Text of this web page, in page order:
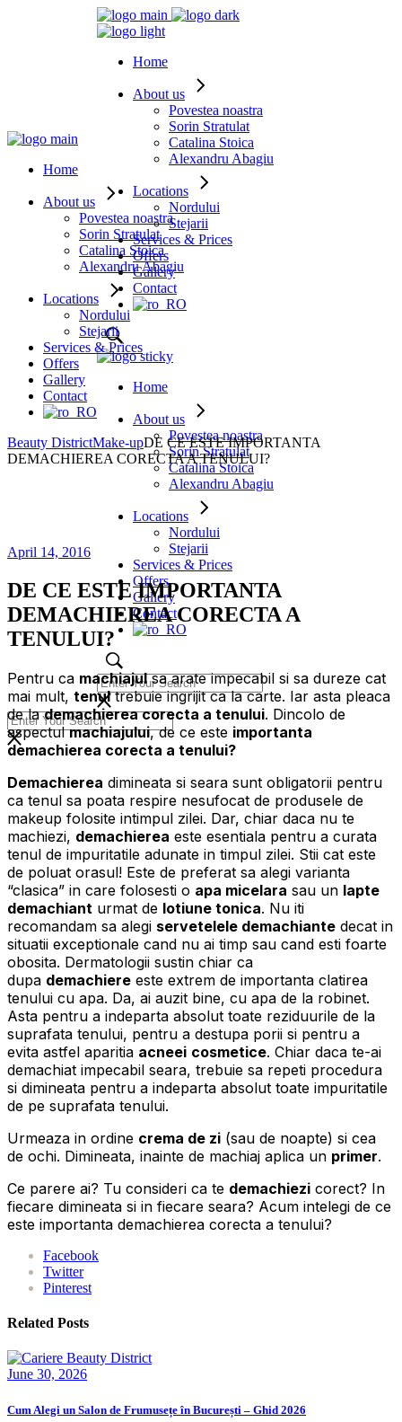
Home
About us
Povestea noastra
Sorin Stratulat
Catalina Stoica
Alexandru Abagiu
Locations
Nordului
Stejarii
Services & Prices
Offers
Gallery
Contact
Home
About us
Povestea noastra
Sorin Stratulat
Catalina Stoica
Alexandru Abagiu
Locations
Nordului
Stejarii
Services & Prices
Offers
Gallery
Contact
Home
About us
Povestea noastra
Sorin Stratulat
Catalina Stoica
Alexandru Abagiu
Locations
Nordului
Stejarii
Services & Prices
Offers
Gallery
Contact
Beauty DistrictMake-upDE CE ESTE IMPORTANTA
DEMACHIEREA CORECTA A TENULUI?
April 14, 2016
DE CE ESTE IMPORTANTA
DEMACHIEREA CORECTA A
TENULUI?
Pentru ca machiajulsa arate impecabil si sa dureze cat
mai mult, tenultrebuie ingrijit ca la carte. Iar asta pleaca
de lademachierea corecta a tenului. Dincolo de
aspectulmachiajului, de ce este importanta
demachierea corecta a tenului?
Demachierea dimineata si seara sunt obligatorii pentru
ca tenul sa poata respire nesufocat de produsele de
makeup folosite intimpul zilei. Dar, chiar daca nu te
machiezi, demachierea este esentiala pentru a curata
tenul de impuritatile adunate in timpul zilei. Stii cat este
de poluat orasul! Este de preferat sa alegi varianta
“clasica” in care folosesti o apa micelara sau un lapte
demachiant urmat de lotiune tonica. Nu iti
recomandam sa alegi servetelele demachiante decat in
situatii exceptionale cand nu ai timp sau cand esti foarte
obosita. Dermatologii sustin chiar ca
dupa demachiere este extrem de importanta clatirea
tenului cu apa. Da, ai auzit bine, cu apa de la robinet.
Asta pentru a indeparta absolut toate reziduurile de la
suprafata tenului, pentru a destupa porii si pentru a
evita astfel aparitia acneei cosmetice. Chiar daca te-ai
demachiat impecabil seara, trebuie sa repeti procedura
si dimineata pentru a indeparta absolut toate impuritatile
de pe suprafata tenului.
Urmeaza in ordine crema de zi (sau de noapte) si cea
de ochi. Dimineata, inainte de machiaj aplica un primer.
Ce parere ai? Tu consideri ca te demachiezi corect? In
fiecare dimineata si in fiecare seara? Acum intelegi de ce
este importanta demachierea corecta a tenului?
Facebook
Twitter
Pinterest
Related Posts
June 30, 2026
Cum Alegi un Salon de Frumusețe în București – Ghid 2026